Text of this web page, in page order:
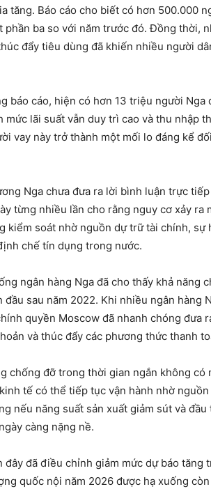
tăng. Báo cáo cho biết có hơn 500.000
phần ba so với năm trước đó. Đồng thời,
đẩy tiêu dùng đã khiến nhiều người
báo cáo, hiện có hơn 13 triệu người Nga
mức lãi suất vẫn duy trì cao và thu nhập
vay này trở thành một mối lo đáng kể
Nga chưa đưa ra lời bình luận trực
từng nhiều lần cho rằng nguy cơ xảy ra
kiểm soát nhờ nguồn dự trữ tài chính, sự
chế tín dụng trong nước.
ngân hàng Nga đã cho thấy khả năng
đầu sau năm 2022. Khi nhiều ngân hàng
quyền Moscow đã nhanh chóng đưa
và thúc đẩy các phương thức thanh
chống đỡ trong thời gian ngắn không có
tế có thể tiếp tục vận hành nhờ
nếu năng suất sản xuất giảm sút và
càng nặng nề.
đây đã điều chỉnh giảm mức dự báo tăng
quốc nội năm 2026 được hạ xuống